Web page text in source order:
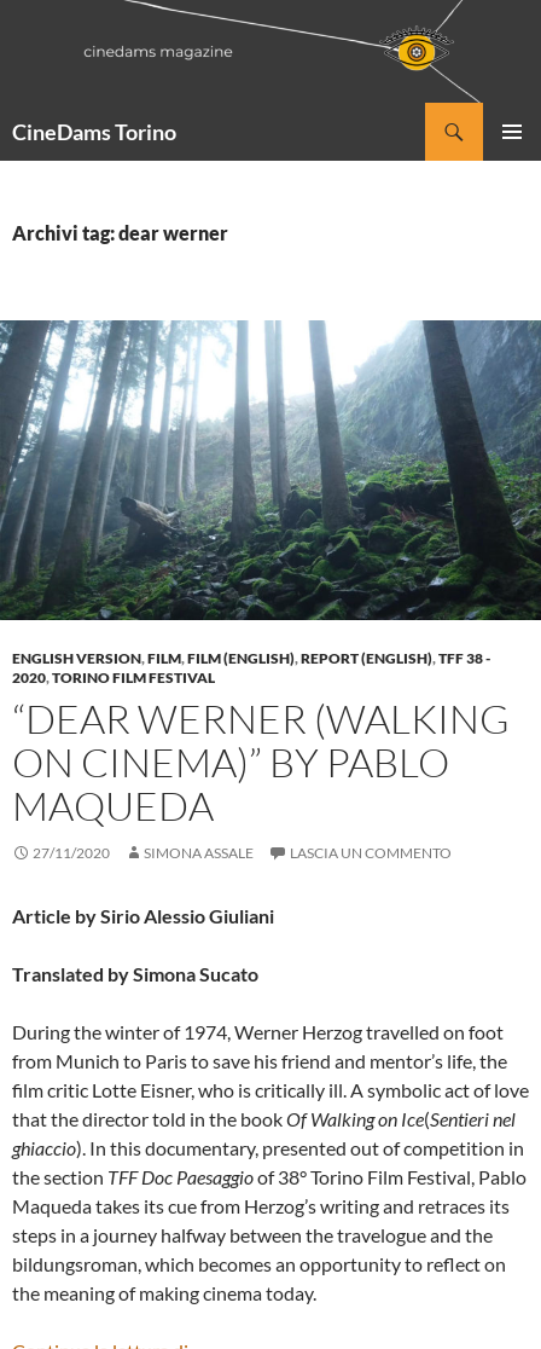
CineDams Torino
Archivi tag: dear werner
ENGLISH VERSION,FILM,FILM (ENGLISH),REPORT (ENGLISH),TFF 38 -
2020,TORINO FILM FESTIVAL
“DEAR WERNER (WALKING
ON CINEMA)” BY PABLO
MAQUEDA
27/11/2020 SIMONA ASSALE LASCIA UN COMMENTO
Article by Sirio Alessio Giuliani
Translated by Simona Sucato
During the winter of 1974, Werner Herzog travelled on foot
from Munich to Paris to save his friend and mentor’s life, the
film critic Lotte Eisner, who is critically ill. A symbolic act of love
that the director told in the bookOf Walking on Ice(Sentieri nel
ghiaccio). In this documentary, presented out of competition in
the section TFF Doc Paesaggioof 38° Torino Film Festival, Pablo
Maqueda takes its cue from Herzog’s writing and retraces its
steps in a journey halfway between the travelogue and the
bildungsroman, which becomes an opportunity to reflect on
the meaning of making cinema today.